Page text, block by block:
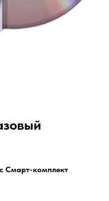
Смарт-комплект